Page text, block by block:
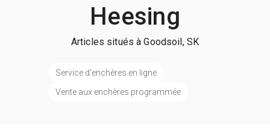
Heesing
Articles situés à Goodsoil, SK
Service d'enchères en ligne
Vente aux enchères programmée